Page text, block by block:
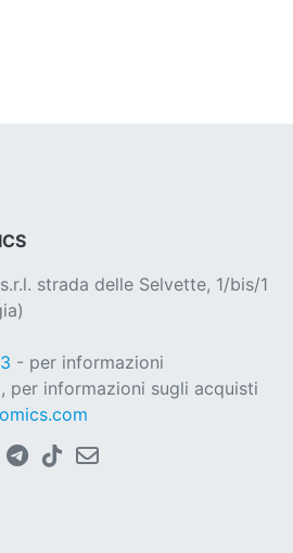
strada delle Selvette, 1/bis/1
- per informazioni
, per informazioni sugli acquisti